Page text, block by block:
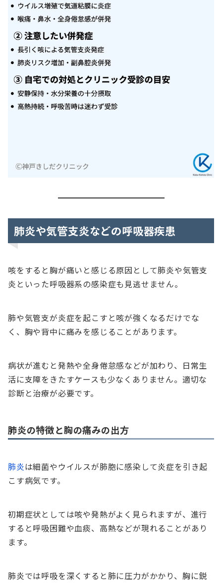
肺炎や気管支炎などの呼吸器疾患
咳をすると胸が痛いと感じる原因として肺炎や気管支
炎といった呼吸器系の感染症も見逃せません。
肺や気管支が炎症を起こすと咳が強くなるだけでな
く、胸や背中に痛みを感じることがあります。
病状が進むと発熱や全身倦怠感などが加わり、日常生
活に支障をきたすケースも少なくありません。適切な
診断と治療が必要です。
肺炎の特徴と胸の痛みの出方
肺炎は細菌やウイルスが肺胞に感染して炎症を引き起
こす病気です。
初期症状としては咳や発熱がよく見られますが、進行
すると呼吸困難や血痰、高熱などが現れることがあり
ます。
肺炎では呼吸を深くすると肺に圧力がかかり、胸に鋭